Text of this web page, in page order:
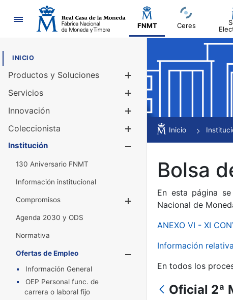
Navegación
FNMT Ceres
INICIO
Productos y Soluciones
Mostrar/
Servicios
Innovación
Coleccionista
Mostrar/
Institución
130 Aniversario FNMT
Información institucional
Compromisos
Mostrar/Ocultar
Agenda 2030 y ODS
Normativa
Ofertas de Empleo
Información General
OEP Personal func. de
carrera o laboral fijo
Inicio
Bolsa
En esta página
Nacional de
ANEXO VI - XI
Información
En todos los
Oficial 2ª